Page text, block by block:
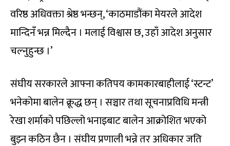
वरिष्ठ अधिवक्ता श्रेष्ठ भन्छन्, ‘काठमाडौंका मेयरले आदेश
मान्दिनँ भन्न मिल्दैन । मलाई विश्वास छ, उहाँ आदेश अनुसार
चल्नुहुन्छ ।’
संघीय सरकारले आफ्ना कतिपय कामकारबाहीलाई ‘स्टन्ट’
भनेकोमा बालेन क्रूद्ध छन् । सञ्चार तथा सूचनाप्रविधि मन्त्री
रेखा शर्माको पछिल्लो भनाइबाट बालेन आक्रोशित भएको
बुझ्न कठिन छैन । संघीय प्रणाली भन्ने तर अधिकार जति